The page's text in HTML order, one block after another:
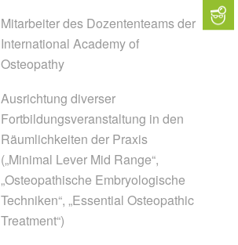
Mitarbeiter des Dozententeams der
International Academy of
Osteopathy
Ausrichtung diverser
Fortbildungsveranstaltung in den
Räumlichkeiten der Praxis
(„Minimal Lever Mid Range“,
„Osteopathische Embryologische
Techniken“, „Essential Osteopathic
Treatment“)